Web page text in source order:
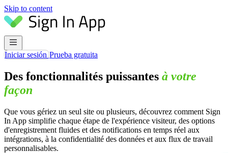
Skip to content
Iniciar sesiónPrueba gratuita
Des fonctionnalités puissantes à votre
façon
Que vous gériez un seul site ou plusieurs, découvrez comment Sign
In App simplifie chaque étape de l'expérience visiteur, des options
d'enregistrement fluides et des notifications en temps réel aux
intégrations, à la confidentialité des données et aux flux de travail
personnalisables.